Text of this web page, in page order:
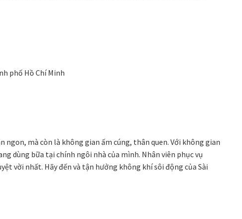
phố Hồ Chí Minh
mà còn là không gian ấm cúng, thân quen. Với không gian
dùng bữa tại chính ngôi nhà của mình. Nhân viên phục vụ
vời nhất. Hãy đến và tận hưởng không khí sôi động của Sài